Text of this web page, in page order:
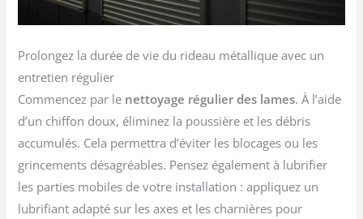
Prolongez la durée de vie du rideau métallique avec un
entretien régulier
Commencez par le nettoyage régulier des lames. À l’aide
d’un chiffon doux, éliminez la poussière et les débris
accumulés. Cela permettra d’éviter les blocages ou les
grincements désagréables. Pensez également à lubrifier
les parties mobiles de votre installation : appliquez un
lubrifiant adapté sur les axes et les charnières pour